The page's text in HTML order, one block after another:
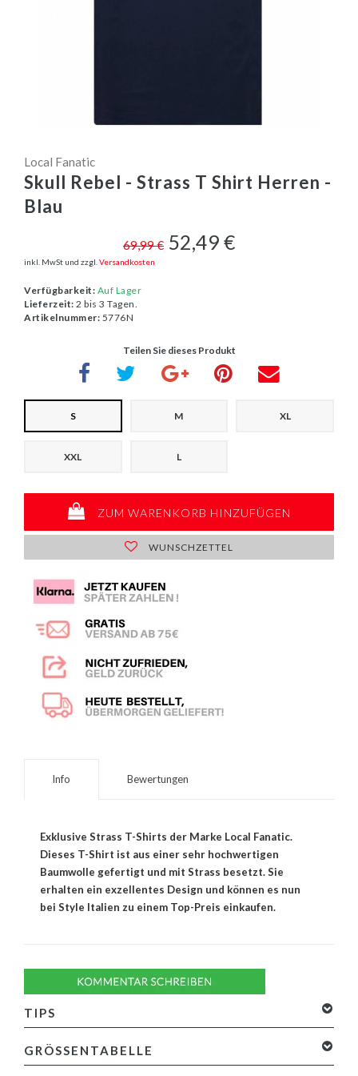
Local Fanatic
Skull Rebel - Strass T Shirt Herren -
Blau
69,99 € 52,49 €
inkl. MwSt und zzgl. Versandkosten
Verfügbarkeit: Auf Lager
Lieferzeit: 2 bis 3 Tagen.
Artikelnummer: 5776N
Teilen Sie dieses Produkt
S M XL
XXL L
ZUM WARENKORB HINZUFÜGEN
WUNSCHZETTEL
Info Bewertungen
Exklusive Strass T-Shirts der Marke Local Fanatic.
Dieses T-Shirt ist aus einer sehr hochwertigen
Baumwolle gefertigt und mit Strass besetzt. Sie
erhalten ein exzellentes Design und können es nun
bei Style Italien zu einem Top-Preis einkaufen.
TIPS
GRÖSSENTABELLE